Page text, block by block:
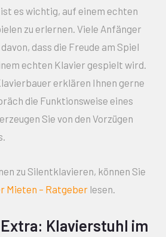
es wichtig, auf einem echten
zu erlernen. Viele Anfänger
dass die Freude am Spiel
echten Klavier gespielt wird.
erklären Ihnen gerne
die Funktionsweise eines
Sie von den Vorzügen
zu Silentklavieren, können Sie
Mieten – Ratgeberlesen.
Klavierstuhl im